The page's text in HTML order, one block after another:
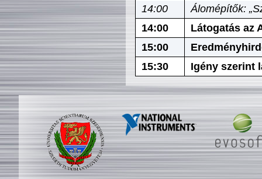
14:00
Álomépítők:
14:00
Látogatás az
15:00
15:30
Igény szerint